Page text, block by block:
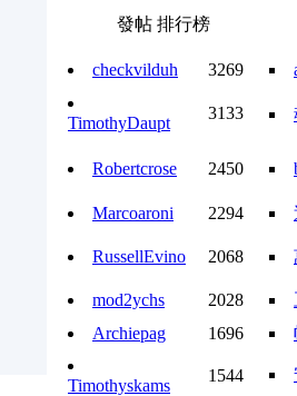
發帖 排行榜
checkvilduh 3269
TimothyDaupt
3133
Robertcrose 2450
Marcoaroni 2294
RussellEvino 2068
mod2ychs 2028
Archiepag
1696
Timothyskams
1544